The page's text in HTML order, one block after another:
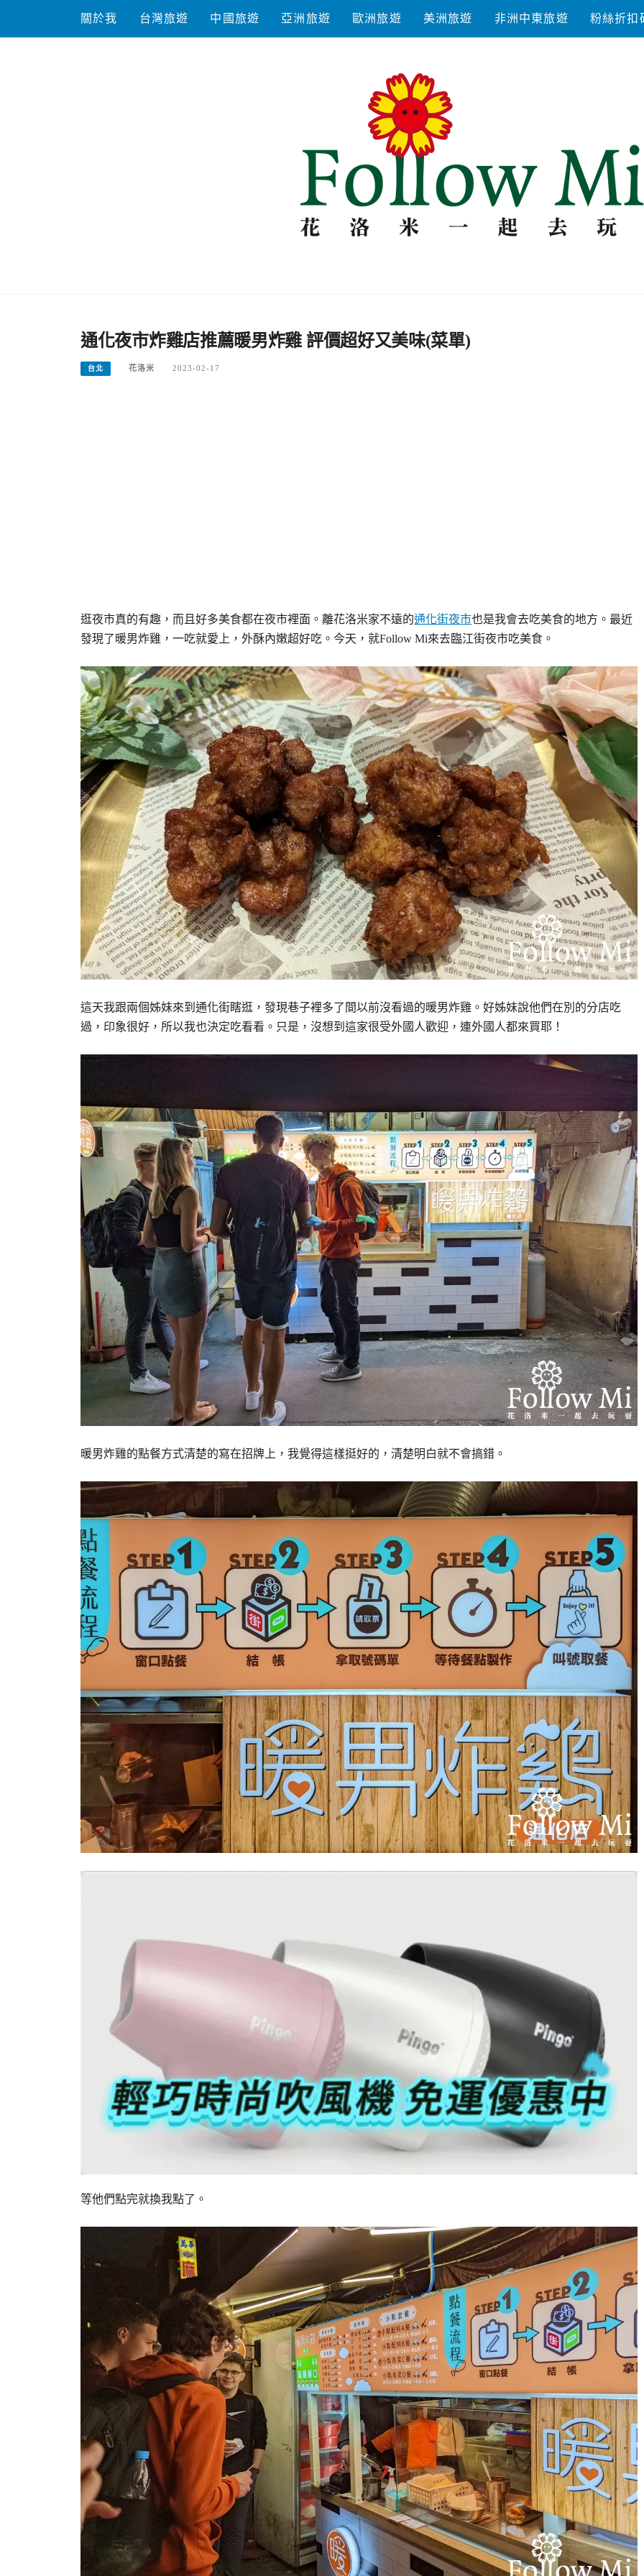
content
關於我 台灣旅遊 中國旅遊 亞洲旅遊 歐洲旅遊 美洲旅遊 非洲中東旅遊 粉絲折扣
通化夜市炸雞店推薦暖男炸雞 評價超好又美味(菜單)
台北 花洛米 2023-02-17
逛夜市真的有趣，而且好多美食都在夜市裡面。離花洛米家不遠的通化街夜市也是我會去吃美食的地方。最近
發現了暖男炸雞，一吃就愛上，外酥內嫩超好吃。今天，就Follow Mi來去臨江街夜市吃美食。
這天我跟兩個姊妹來到通化街瞎逛，發現巷子裡多了間以前沒看過的暖男炸雞。好姊妹說他們在別的分店吃
過，印象很好，所以我也決定吃看看。只是，沒想到這家很受外國人歡迎，連外國人都來買耶！
暖男炸雞的點餐方式清楚的寫在招牌上，我覺得這樣挺好的，清楚明白就不會搞錯。
等他們點完就換我點了。